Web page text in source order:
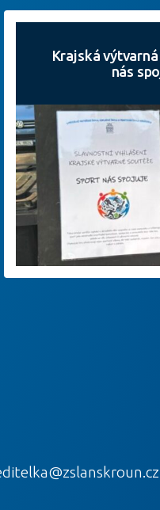
Krajská
nás